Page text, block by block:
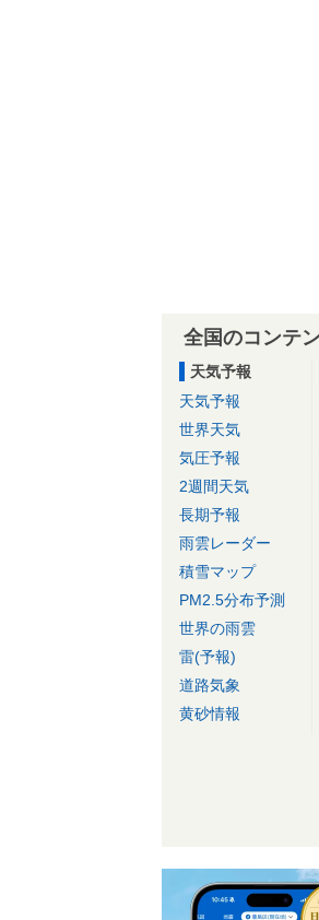
全国のコンテ
天気予報
天気予報
世界天気
気圧予報
2週間天気
長期予報
雨雲レーダー
積雪マップ
PM2.5分布予測
世界の雨雲
雷(予報)
道路気象
黄砂情報